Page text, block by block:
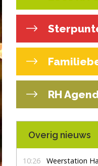
RH
Overig nieuws
10:26 Weerstation Haaksbergen: